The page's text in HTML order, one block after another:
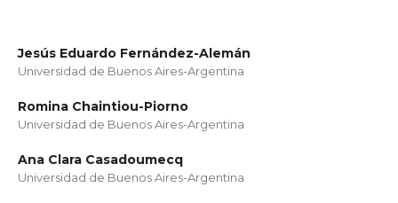
Jesús Eduardo Fernández-Alemán
Universidad de Buenos Aires-Argentina
Romina Chaintiou-Piorno
Universidad de Buenos Aires-Argentina
Ana Clara Casadoumecq
Universidad de Buenos Aires-Argentina